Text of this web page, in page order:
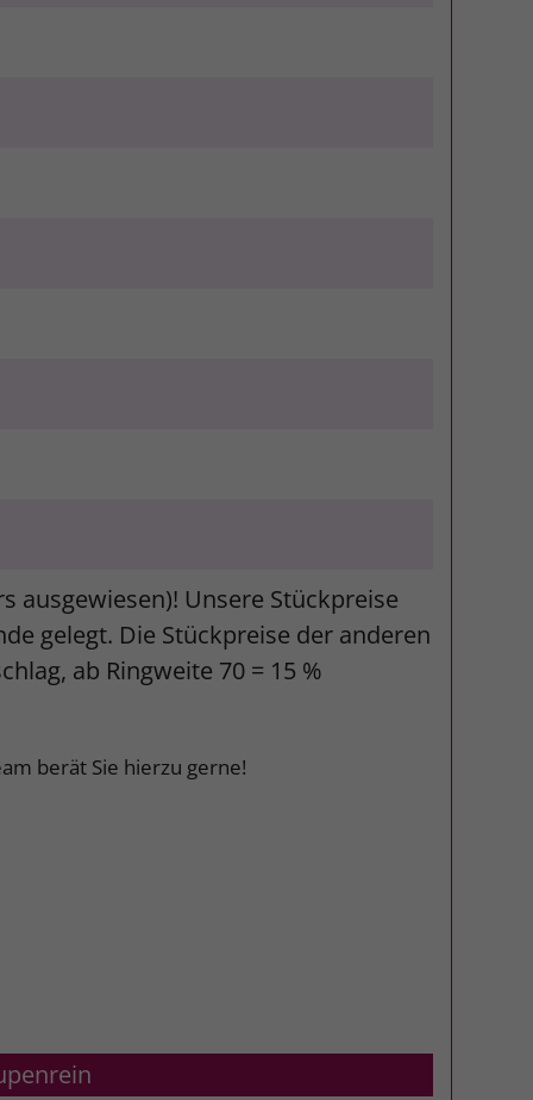
ausgewiesen)! Unsere Stückpreise
gelegt. Die Stückpreise der anderen
ab Ringweite 70 = 15 %
berät Sie hierzu gerne!